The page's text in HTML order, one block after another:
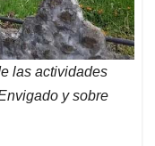
las actividades
y sobre